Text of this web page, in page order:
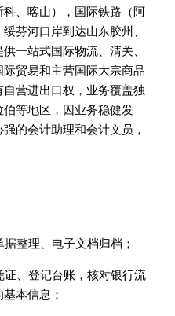
、喀山），国际铁路（阿
芬河口岸到达山东胶州、
一站式国际物流、清关、
贸易和主营国际大宗商品
营进出口权，业务覆盖独
等地区，因业务稳健发
的会计助理和会计文员，
整理、电子文档归档；
、登记台账，核对银行流
本信息；